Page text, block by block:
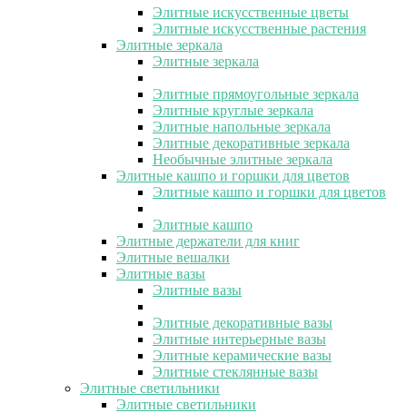
Элитные искусственные цветы
Элитные искусственные растения
Элитные зеркала
Элитные зеркала
Элитные прямоугольные зеркала
Элитные круглые зеркала
Элитные напольные зеркала
Элитные декоративные зеркала
Необычные элитные зеркала
Элитные кашпо и горшки для цветов
Элитные кашпо и горшки для цветов
Элитные кашпо
Элитные держатели для книг
Элитные вешалки
Элитные вазы
Элитные вазы
Элитные декоративные вазы
Элитные интерьерные вазы
Элитные керамические вазы
Элитные стеклянные вазы
Элитные светильники
Элитные светильники